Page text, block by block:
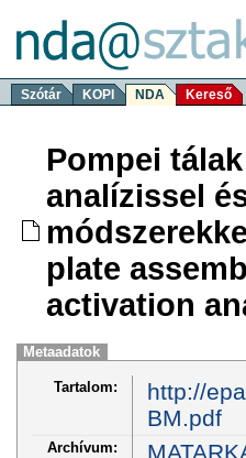
Szótár KOPI NDA Kereső
Pompei
analízissel
plate
activation
Metaadatok
Tartalom:
http://
BM.pdf
Archívum: